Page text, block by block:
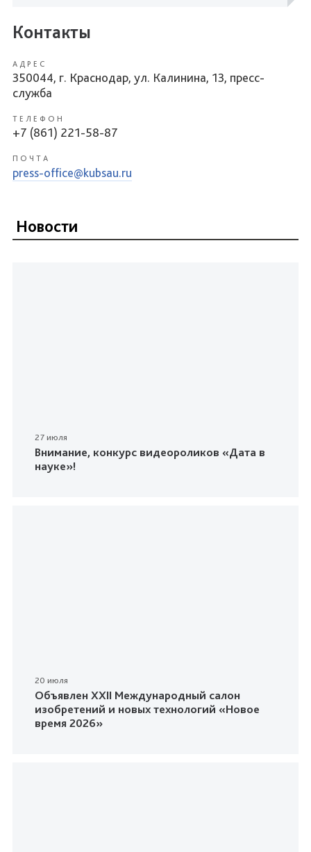
Контакты
АДРЕС
350044, г. Краснодар, ул. Калинина, 13, пресс-
служба
ТЕЛЕФОН
+7 (861) 221-58-87
ПОЧТА
press-office@kubsau.ru
Новости
27 июля
Внимание, конкурс видеороликов «Дата в
науке»!
20 июля
Объявлен XXII Международный салон
изобретений и новых технологий «Новое
время 2026»